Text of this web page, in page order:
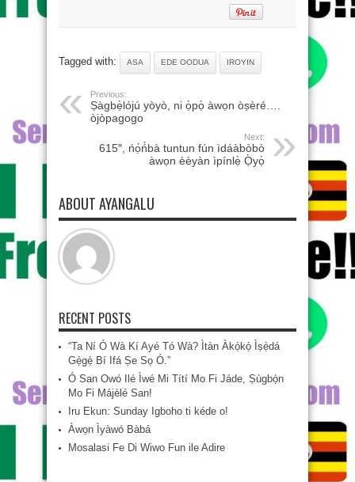
Tagged with: ASA EDE OODUA IROYIN
Previous:
Ṣàgbẹ̀lójú yòyò, ni ọ̀pọ̀ àwọn òṣèré….
òjòpagogo
Next:
615″, ńọ́ń́bà tuntun fún ìdáàbòbò
àwọn èèyàn ìpínlẹ̀ Ọ̀yọ̀
ABOUT AYANGALU
RECENT POSTS
“Ta Ní Ó Wà Kí Ayé Tó Wà? Ìtàn Àkọ́kọ́ Ìṣẹ̀dá
Gẹ́gẹ́ Bí Ifá Ṣe Sọ Ó.”
Ó San Owó Ilé Ìwé Mi Títí Mo Fi Jáde, Ṣùgbọ́n
Mo Fi Májèlé San!
Iru Ekun: Sunday Igboho ti kéde o!
Àwọn Ìyàwó Bàbá
Mosalasi Fe Di Wiwo Fun ile Adire